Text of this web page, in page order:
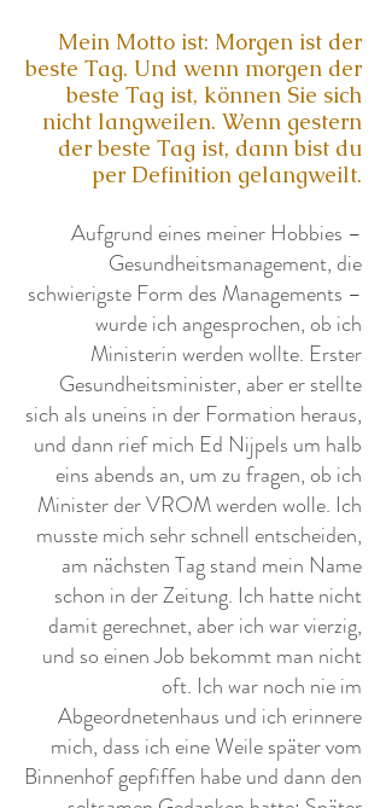
Mein Motto ist: Morgen ist der
beste Tag. Und wenn morgen der
beste Tag ist, können Sie sich
nicht langweilen. Wenn gestern
der beste Tag ist, dann bist du
per Definition gelangweilt.
Aufgrund eines meiner Hobbies –
Gesundheitsmanagement, die
schwierigste Form des Managements –
wurde ich angesprochen, ob ich
Ministerin werden wollte. Erster
Gesundheitsminister, aber er stellte
sich als uneins in der Formation heraus,
und dann rief mich Ed Nijpels um halb
eins abends an, um zu fragen, ob ich
Minister der VROM werden wolle. Ich
musste mich sehr schnell entscheiden,
am nächsten Tag stand mein Name
schon in der Zeitung. Ich hatte nicht
damit gerechnet, aber ich war vierzig,
und so einen Job bekommt man nicht
oft. Ich war noch nie im
Abgeordnetenhaus und ich erinnere
mich, dass ich eine Weile später vom
Binnenhof gepfiffen habe und dann den